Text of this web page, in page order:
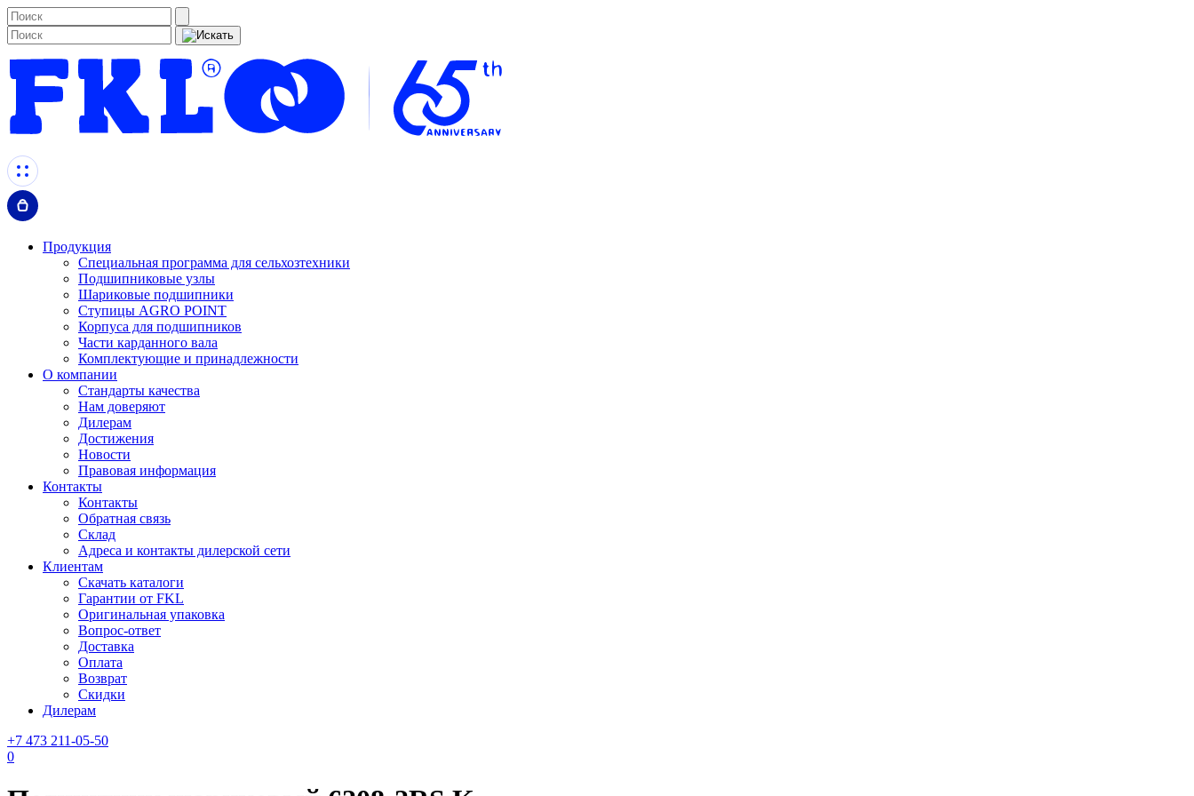
Продукция
Специальная программа для сельхозтехники
Подшипниковые узлы
Шариковые подшипники
Ступицы AGRO POINT
Корпуса для подшипников
Части карданного вала
Комплектующие и принадлежности
О компании
Стандарты качества
Нам доверяют
Дилерам
Достижения
Новости
Правовая информация
Контакты
Контакты
Обратная связь
Склад
Адреса и контакты дилерской сети
Клиентам
Скачать каталоги
Гарантии от FKL
Оригинальная упаковка
Вопрос-ответ
Доставка
Оплата
Возврат
Скидки
Дилерам
+7 473 211-05-50
0